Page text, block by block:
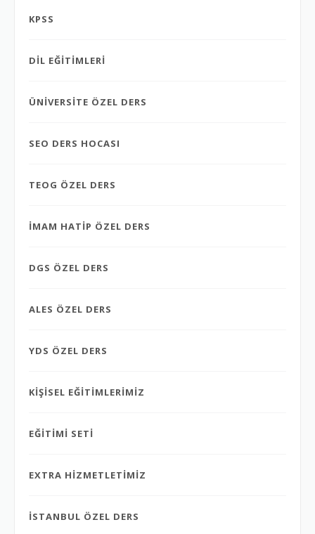
KPSS
DİL EĞİTİMLERİ
ÜNİVERSİTE ÖZEL DERS
SEO DERS HOCASI
TEOG ÖZEL DERS
İMAM HATİP ÖZEL DERS
DGS ÖZEL DERS
ALES ÖZEL DERS
YDS ÖZEL DERS
KİŞİSEL EĞİTİMLERİMİZ
EĞİTİMİ SETİ
EXTRA HİZMETLETİMİZ
İSTANBUL ÖZEL DERS